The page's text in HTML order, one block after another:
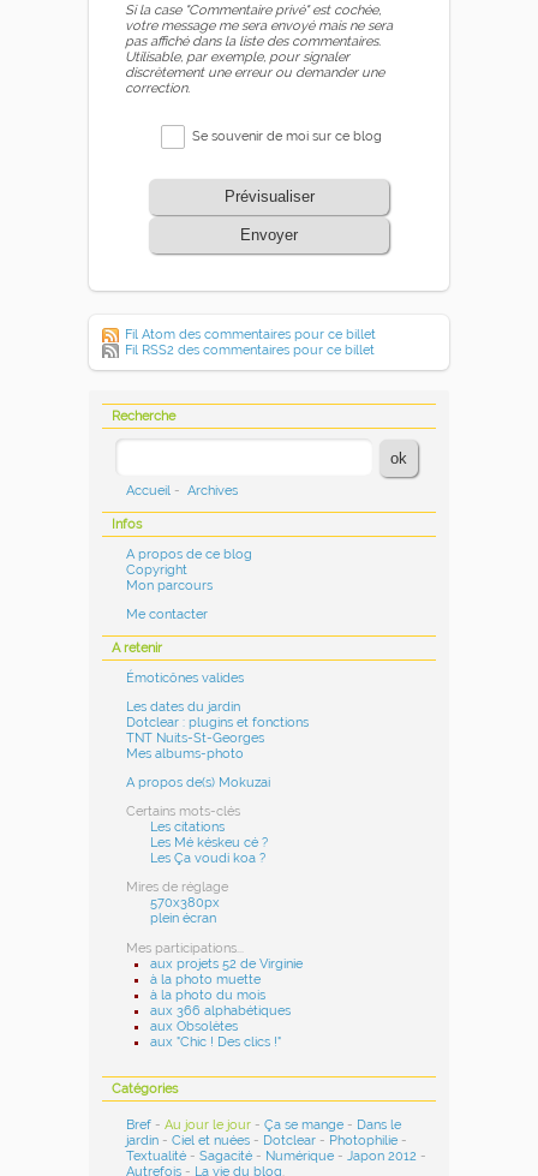
Si la case "Commentaire privé" est cochée,
votre message me sera envoyé mais ne sera
pas affiché dans la liste des commentaires.
Utilisable, par exemple, pour signaler
discrètement une erreur ou demander une
correction.
Se souvenir de moi sur ce blog
Prévisualiser
Envoyer
Fil Atom des commentaires pour ce billet
Fil RSS2 des commentaires pour ce billet
Recherche
Accueil - Archives
Infos
A propos de ce blog
Copyright
Mon parcours
Me contacter
A retenir
Émoticônes valides
Les dates du jardin
Dotclear : plugins et fonctions
TNT Nuits-St-Georges
Mes albums-photo
A propos de(s) Mokuzai
Certains mots-clés
Les citations
Les Mé késkeu cé ?
Les Ça voudi koa ?
Mires de réglage
570x380px
plein écran
Mes participations...
aux projets 52 de Virginie
à la photo muette
à la photo du mois
aux 366 alphabétiques
aux Obsolètes
aux "Chic ! Des clics !"
Catégories
Bref -Au jour le jour -Ça se mange - Dans le
jardin -Ciel et nuées - Dotclear - Photophilie -
Textualité -Sagacité - Numérique -Japon 2012 -
Autrefois - La vie du blog.